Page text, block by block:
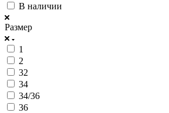
В наличии
Размер
1
2
32
34
34/36
36